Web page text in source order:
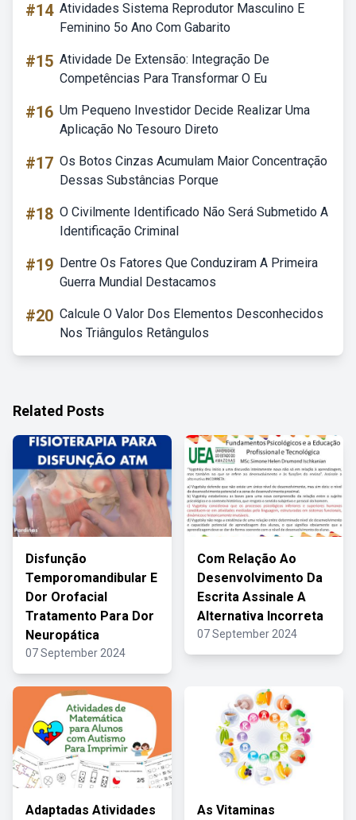
#14 Atividades Sistema Reprodutor Masculino E
Feminino 5o Ano Com Gabarito
#15 Atividade De Extensão: Integração De
Competências Para Transformar O Eu
#16 Um Pequeno Investidor Decide Realizar Uma
Aplicação No Tesouro Direto
#17 Os Botos Cinzas Acumulam Maior Concentração
Dessas Substâncias Porque
#18 O Civilmente Identificado Não Será Submetido A
Identificação Criminal
#19 Dentre Os Fatores Que Conduziram A Primeira
Guerra Mundial Destacamos
#20 Calcule O Valor Dos Elementos Desconhecidos
Nos Triângulos Retângulos
Related Posts
Disfunção
Temporomandibular E
Dor Orofacial
Tratamento Para Dor
Neuropática
07 September 2024
Com Relação Ao
Desenvolvimento Da
Escrita Assinale A
Alternativa Incorreta
07 September 2024
Adaptadas Atividades As Vitaminas